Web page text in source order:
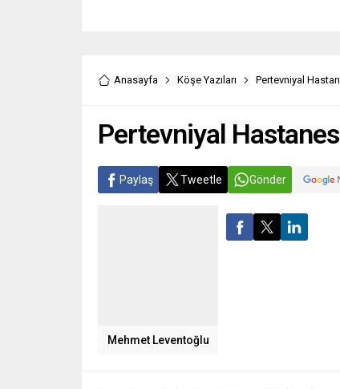
Anasayfa Köşe Yazıları Pertevniyal
Pertevniyal
Paylaş Tweetle Gönder
Mehmet Leventoğlu